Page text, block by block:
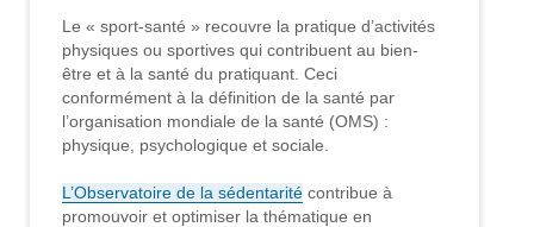
Le « sport-santé » recouvre la pratique d’activités
physiques ou sportives qui contribuent au bien-
être et à la santé du pratiquant. Ceci
conformément à la définition de la santé par
l’organisation mondiale de la santé (OMS) :
physique, psychologique et sociale.
L’Observatoire de la sédentarité contribue à
promouvoir et optimiser la thématique en